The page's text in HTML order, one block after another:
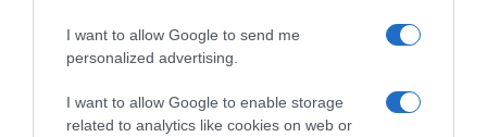
I want to allow Google to send me
personalized advertising.
I want to allow Google to enable storage
related to analytics like cookies on web or
ingatlanok vonzerejét.
Megosztás: Facebook Twitter